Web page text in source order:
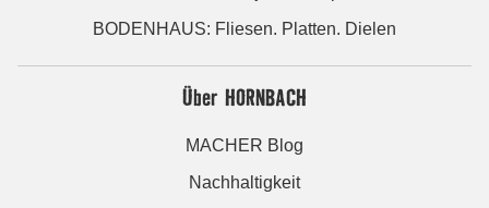
BODENHAUS: Fliesen. Platten. Dielen
Über HORNBACH
MACHER Blog
Nachhaltigkeit